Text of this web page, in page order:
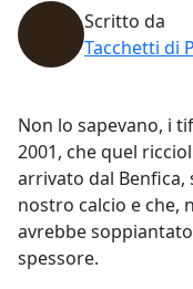
Scritto da
Tacchetti di
Non lo sapevano, i
2001, che quel
arrivato dal
nostro calcio e che,
avrebbe
spessore.